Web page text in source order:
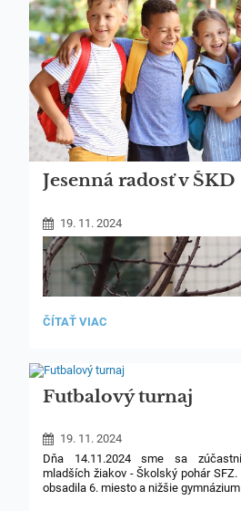
Jesenná radosť v ŠKD
19. 11. 2024
JESENNÁ
ŠKD:
ČÍTAŤ VIAC
Futbalový turnaj
19. 11. 2024
Dňa 14.11.2024 sme sa
mladších žiakov - Školský pohár
obsadila 6. miesto a nižšie